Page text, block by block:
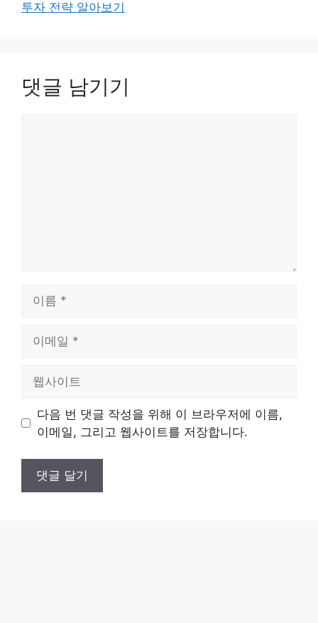
투자 전략 알아보기
댓글 남기기
트
다음 번 댓글 작성을 위해 이 브라우저에 이름,
이메일, 그리고 웹사이트를 저장합니다.